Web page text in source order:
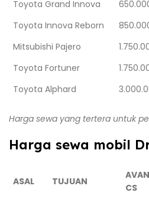
Toyota Grand Innova
Toyota Innova Reborn
Mitsubishi Pajero
Toyota Fortuner
Toyota Alphard
Harga sewa yang tertera untuk
Harga sewa mobil
ASAL TUJUAN
CS